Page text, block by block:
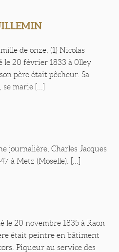
de onze, (1) Nicolas
le 20 février 1833 à 0lley
père était pêcheur. Sa
marie [...]
journalière, Charles Jacques
à Metz (Moselle). [...]
le 20 novembre 1835 à Raon
était peintre en bâtiment
Piqueur au service des